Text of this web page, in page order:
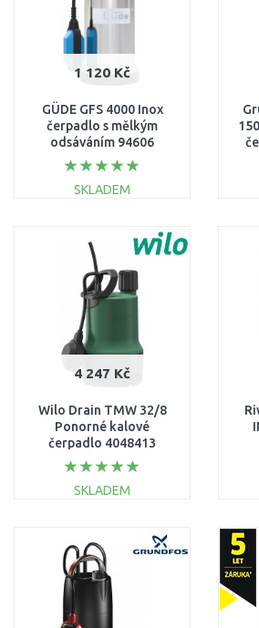
1 120 Kč
GÜDE GFS 4000 Inox
čerpadlo s mělkým
odsáváním 94606
SKLADEM
Porovnat
4 247 Kč
Wilo Drain TMW 32/8
Ponorné kalové
čerpadlo 4048413
SKLADEM
Porovnat